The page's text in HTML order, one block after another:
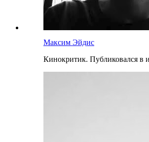
Максим Эйдис
Кинокритик. Публиковался в